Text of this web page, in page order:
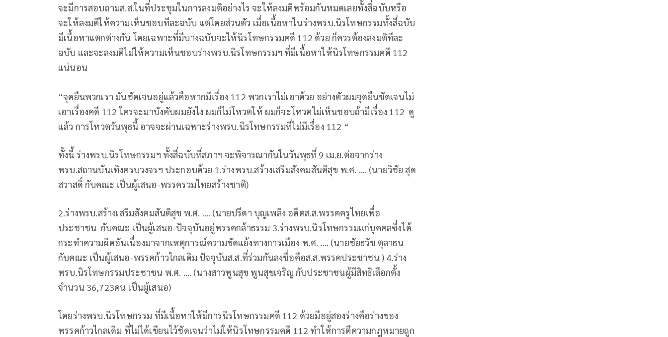
จะมีการสอบถามส.ส.ในที่ประชุมในการลงมติอย่างไร จะให้ลงมติพร้อมกันหมดเลยทั้งสี่ฉบับหรือ
จะให้ลงมติให้ความเห็นชอบทีละฉบับ แต่โดยส่วนตัว เมื่อเนื้อหาในร่างพรบ.นิรโทษกรรมทั้งสี่ฉบับ
มีเนื้อหาแตกต่างกัน โดยเฉพาะที่มีบางฉบับจะให้นิรโทษกรรมคดี 112 ด้วย ก็ควรต้องลงมติทีละ
ฉบับ และจะลงมติไม่ให้ความเห็นชอบร่างพรบ.นิรโทษกรรมฯ ที่มีเนื้อหาให้นิรโทษกรรมคดี 112
แน่นอน
“จุดยืนพวกเรา มันชัดเจนอยู่แล้วคือหากมีเรื่อง 112 พวกเราไม่เอาด้วย อย่างตัวผมจุดยืนชัดเจนไม่
เอาเรื่องคดี 112 ใครจะมาบังคับผมยังไง ผมก็ไม่โหวตให้ ผมก็จะโหวตไม่เห็นชอบถ้ามีเรื่อง 112 ดู
แล้ว การโหวตวันพุธนี้ อาจจะผ่านเฉพาะร่างพรบ.นิรโทษกรรมที่ไม่มีเรื่อง 112 “
ทั้งนี้ ร่างพรบ.นิรโทษกรรมฯ ทั้งสี่ฉบับที่สภาฯ จะพิจารณากันในวันพุธที่ 9 เม.ย.ต่อจากร่าง
พรบ.สถานบันเทิงครบวงจรฯ ประกอบด้วย 1.ร่างพรบ.สร้างเสริมสังคมสันติสุข พ.ศ. …. (นายวิชัย สุด
สวาสดิ์ กับคณะ เป็นผู้เสนอ-พรรครวมไทยสร้างชาติ)
2.ร่างพรบ.สร้างเสริมสังคมสันติสุข พ.ศ. …. (นายปรีดา บุญเพลิง อดีตส.ส.พรรคครูไทยเพื่อ
ประชาชน กับคณะ เป็นผู้เสนอ-ปัจจุบันอยู่พรรคกล้าธรรม 3.ร่างพรบ.นิรโทษกรรมแก่บุคคลซึ่งได้
กระทำความผิดอันเนื่องมาจากเหตุการณ์ความขัดแย้งทางการเมือง พ.ศ. …. (นายชัยธวัช ตุลาธน
กับคณะ เป็นผู้เสนอ-พรรคก้าวไกลเดิม ปัจจุบันส.ส.ที่ร่วมกันลงชื่อคือส.ส.พรรคประชาชน ) 4.ร่าง
พรบ.นิรโทษกรรมประชาชน พ.ศ. …. (นางสาวพูนสุข พูนสุขเจริญ กับประชาชนผู้มีสิทธิเลือกตั้ง
จำนวน 36,723คน เป็นผู้เสนอ)
โดยร่างพรบ.นิรโทษกรรม ที่มีเนื้อหาให้มีการนิรโทษกรรมคดี 112 ด้วยมีอยู่สองร่างคือร่างของ
พรรคก้าวไกลเดิม ที่ไม่ได้เขียนไว้ชัดเจนว่าไม่ให้นิรโทษกรรมคดี 112 ทำให้การตีความกฎหมายถูก